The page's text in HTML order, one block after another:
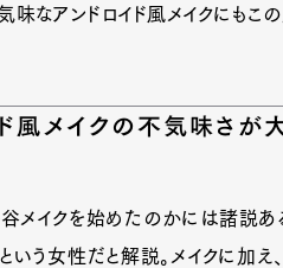
味なアンドロイド風メイクにもこ
風メイクの不気味さが
メイクを始めたのかには諸説あ
いう女性だと解説。メイクに加